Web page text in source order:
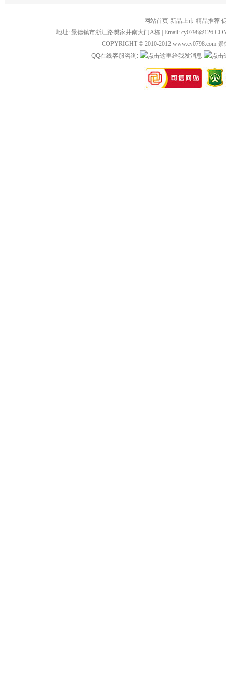
网站首页 新品上市 精品推荐
地址: 景德镇市浙江路樊家井南大门A栋 | Email:
COPYRIGHT © 2010-2012 www.cy0798.com
QQ在线客服咨询: